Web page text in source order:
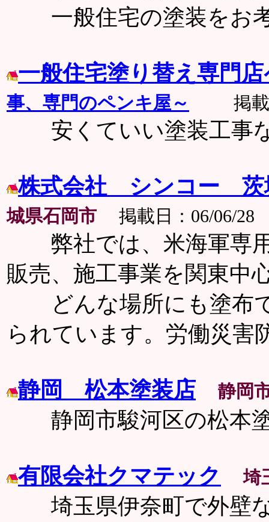
一般住宅の塗装をお考
一般住宅塗り替え専門
事、専門のペンキ屋～ 掲
安くていい塗装工事な
株式会社 シンコー 茨
城県石岡市 掲載日：06/06/28
弊社では、米海軍専用
販売、施工事業を関東中
どんな場所にも塗布で
られています。労働災害
静岡 松本塗装店 静岡
静岡市駿河区の松本塗
有限会社クマテック 埼
埼玉県伊奈町で外壁な